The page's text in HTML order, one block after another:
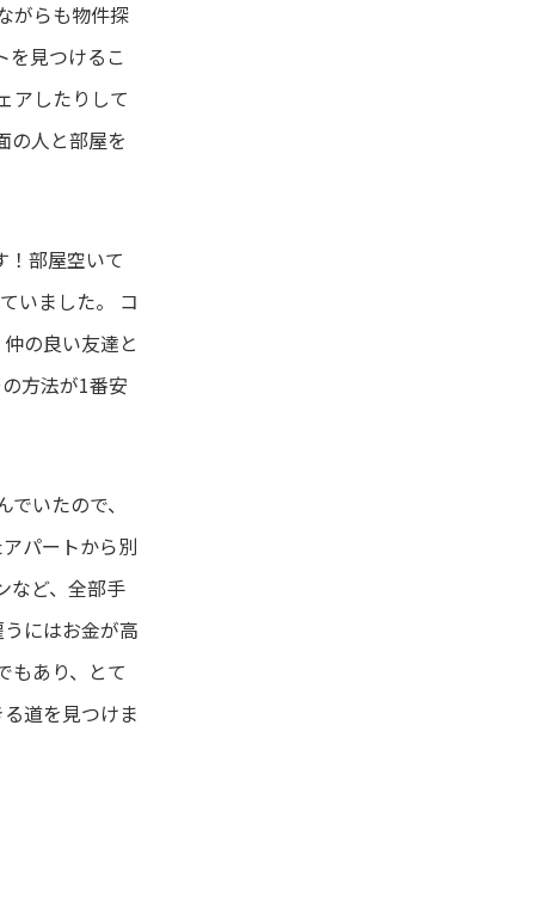
がらも物件探
を見つけるこ
アしたりして
の人と部屋を
！部屋空いて
いました。 コ
の良い友達と
方法が1番安
いたので、
パートから別
など、全部手
にはお金が高
もあり、とて
道を見つけま